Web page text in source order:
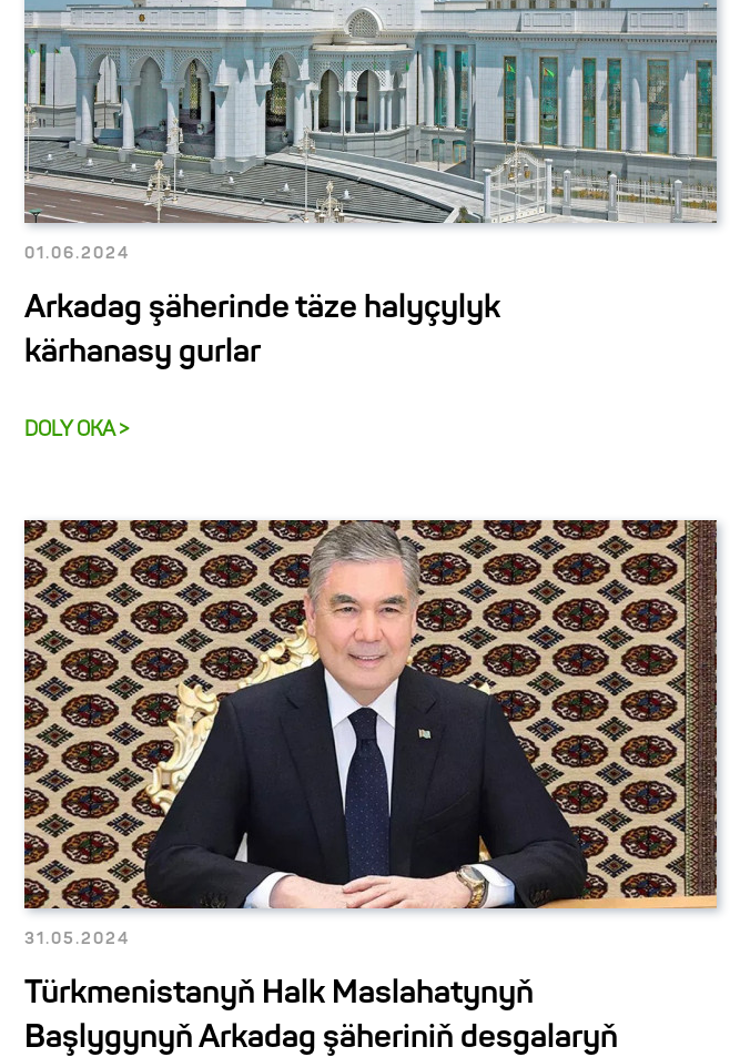
01.06.2024
Arkadag şäherinde täze halyçylyk
kärhanasy gurlar
DOLY OKA >
31.05.2024
Türkmenistanyň Halk Maslahatynyň
Başlygynyň Arkadag şäheriniň desgalaryň